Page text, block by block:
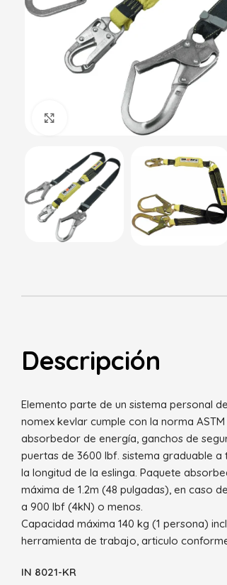
Haga Click para agrandar
Descripción
Elemento parte de un sistema personal
nomex kevlar cumple con la norma
absorbedor de energía, ganchos de
puertas de 3600 lbf. sistema graduable
la longitud de la eslinga. Paquete
máxima de 1.2m (48 pulgadas), en caso
a 900 lbf (4kN) o menos.
Capacidad máxima 140 kg (1 persona)
herramienta de trabajo, articulo
IN 8021-KR